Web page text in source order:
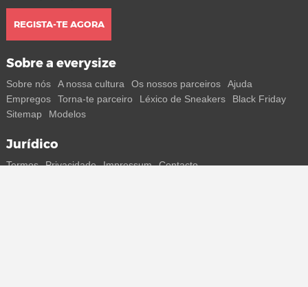
REGISTA-TE AGORA
Sobre a everysize
Sobre nós A nossa cultura Os nossos parceiros
Ajuda
Empregos
Torna-te parceiro Léxico de Sneakers
Black Friday
Sitemap
Modelos
Jurídico
Termos Privacidade Impressum Contacto